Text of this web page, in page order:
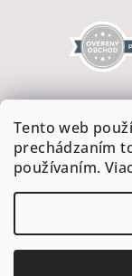
Tento web
prechádzaním
používaním.
Copyright 2026